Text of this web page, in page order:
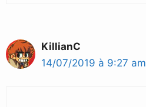
KillianC
14/07/2019 à 9:27 am